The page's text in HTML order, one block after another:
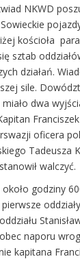
NKWD
kościoła
sztab
działań.
sile.
dwa
oficera
Tadeusza
walczyć.
godziny
naporu
kapitana